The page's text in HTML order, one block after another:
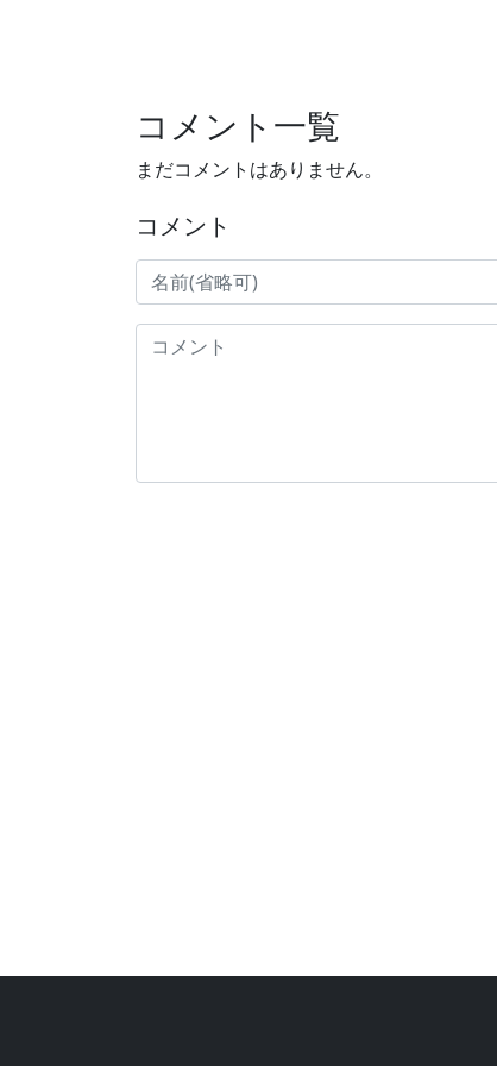
コメント一覧
まだコメントはありません。
コメント